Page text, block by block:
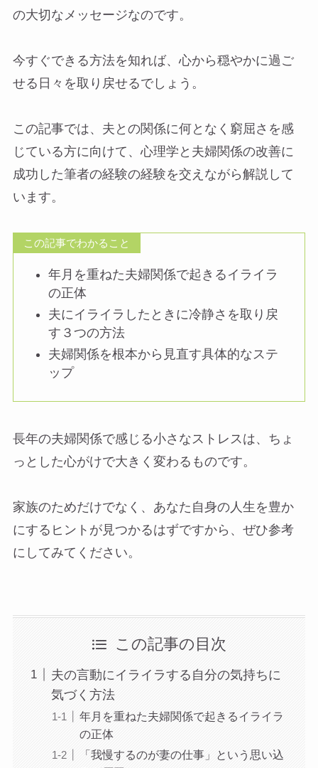
の大切なメッセージなのです。
今すぐできる方法を知れば、心から穏やかに過ご
せる日々を取り戻せるでしょう。
この記事では、夫との関係に何となく窮屈さを感
じている方に向けて、心理学と夫婦関係の改善に
成功した筆者の経験の経験を交えながら解説して
います。
この記事でわかること
年月を重ねた夫婦関係で起きるイライラ
の正体
夫にイライラしたときに冷静さを取り戻
す３つの方法
夫婦関係を根本から見直す具体的なステ
ップ
長年の夫婦関係で感じる小さなストレスは、ちょ
っとした心がけで大きく変わるものです。
家族のためだけでなく、あなた自身の人生を豊か
にするヒントが見つかるはずですから、ぜひ参考
にしてみてください。
この記事の目次
夫の言動にイライラする自分の気持ちに
気づく方法
年月を重ねた夫婦関係で起きるイライラ
の正体
「我慢するのが妻の仕事」という思い込